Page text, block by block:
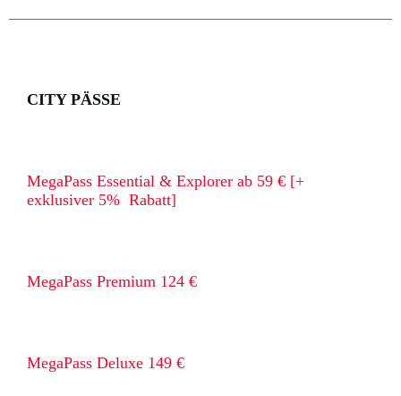
CITY PÄSSE
MegaPass Essential & Explorer ab 59 € [+
exklusiver 5% Rabatt]
MegaPass Premium 124 €
MegaPass Deluxe 149 €